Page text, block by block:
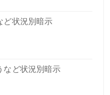
ど状況別暗示
など状況別暗示